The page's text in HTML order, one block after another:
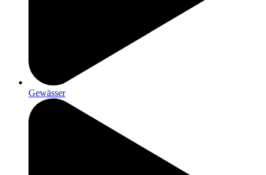
Gewässer